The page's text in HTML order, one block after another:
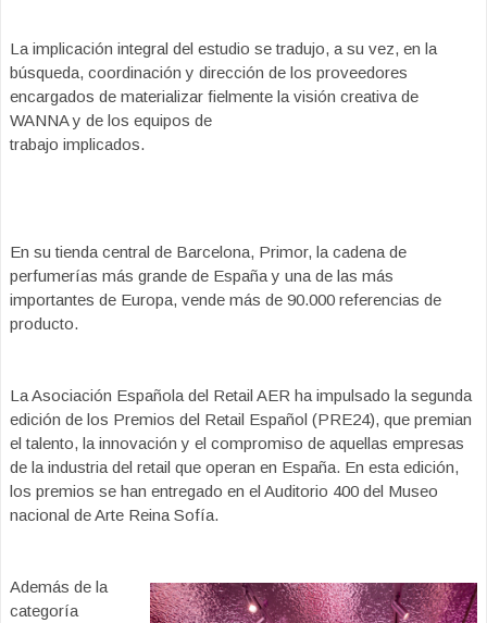
La implicación integral del estudio se tradujo, a su vez, en la
búsqueda, coordinación y dirección de los proveedores
encargados de materializar fielmente la visión creativa de
WANNA y de los equipos de
trabajo implicados.
En su tienda central de Barcelona, Primor, la cadena de
perfumerías más grande de España y una de las más
importantes de Europa, vende más de 90.000 referencias de
producto.
La Asociación Española del Retail AER ha impulsado la segunda
edición de los Premios del Retail Español (PRE24), que premian
el talento, la innovación y el compromiso de aquellas empresas
de la industria del retail que operan en España. En esta edición,
los premios se han entregado en el Auditorio 400 del Museo
nacional de Arte Reina Sofía.
Además de la
categoría